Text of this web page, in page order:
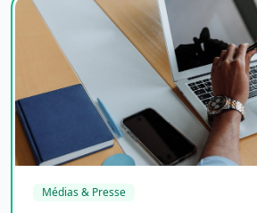
Médias & Presse